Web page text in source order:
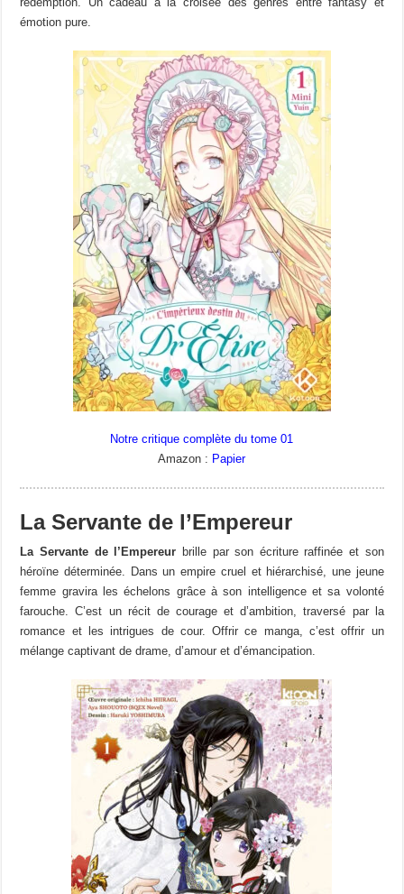
émotion pure.
Notre critique complète du tome 01
Amazon : Papier
La Servante de l’Empereur
La Servante de l’Empereur brille par son écriture raffinée et son
héroïne déterminée. Dans un empire cruel et hiérarchisé, une jeune
femme gravira les échelons grâce à son intelligence et sa volonté
farouche. C’est un récit de courage et d’ambition, traversé par la
romance et les intrigues de cour. Offrir ce manga, c’est offrir un
mélange captivant de drame, d’amour et d’émancipation.